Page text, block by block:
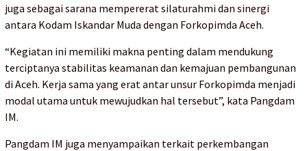
juga sebagai sarana mempererat silaturahmi dan sinergi
antara Kodam Iskandar Muda dengan Forkopimda Aceh.
“Kegiatan ini memiliki makna penting dalam mendukung
terciptanya stabilitas keamanan dan kemajuan pembangunan
di Aceh. Kerja sama yang erat antar unsur Forkopimda menjadi
modal utama untuk mewujudkan hal tersebut”, kata Pangdam
IM.
Pangdam IM juga menyampaikan terkait perkembangan